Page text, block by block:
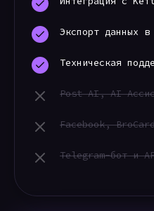
Экспорт данных в
Техническая
Post AI, AI
Facebook,
Telegram-бот и